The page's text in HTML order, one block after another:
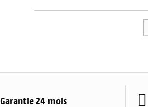
Garantie 24 mois